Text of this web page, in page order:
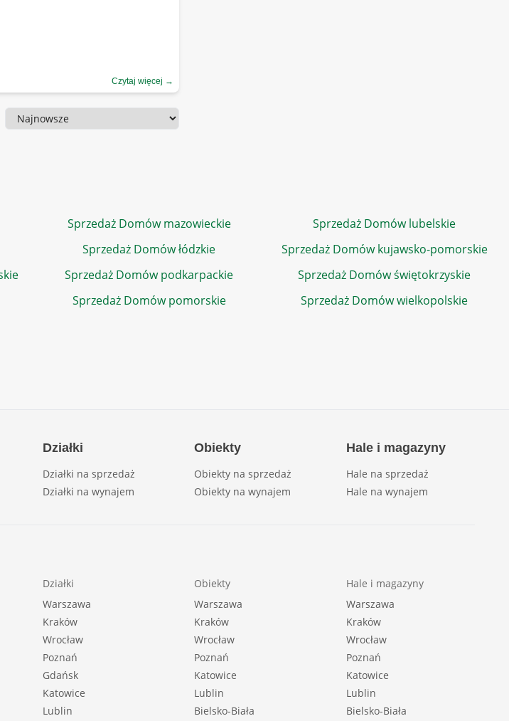
Czytaj więcej →
Sortowanie
Sprzedaż Domów mazowieckie
Sprzedaż Domów lubelskie
Sprzedaż Domów łódzkie
Sprzedaż Domów kujawsko-pomorskie
Sprzedaż Domów podkarpackie
Sprzedaż Domów świętokrzyskie
Sprzedaż Domów pomorskie Sprzedaż Domów wielkopolskie
Działki
Działki na sprzedaż
Działki na wynajem
Obiekty
Obiekty na sprzedaż
Obiekty na wynajem
Hale i magazyny
Hale na sprzedaż
Hale na wynajem
Działki
Warszawa
Kraków
Wrocław
Poznań
Gdańsk
Katowice
Lublin
Obiekty
Warszawa
Kraków
Wrocław
Poznań
Katowice
Lublin
Bielsko-Biała
Hale i magazyny
Warszawa
Kraków
Wrocław
Poznań
Katowice
Lublin
Bielsko-Biała